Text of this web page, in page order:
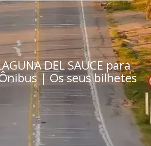
DEL SAUCE para
Ônibus | Os seus bilhetes